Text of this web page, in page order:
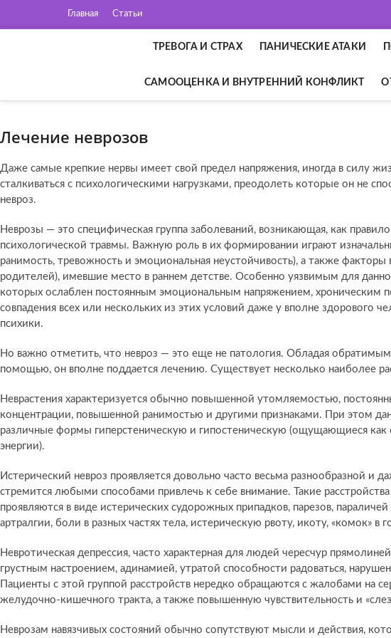
и
с
д
е
р
и
м
о
м
у
Главная Статьи
ТРЕВОГА И СТРАХ ПАНИЧЕСКИЕ АТАКИ
САМООЦЕНКА И ВНУТРЕННИЙ КОНФЛИКТ
Лечение неврозов
Даже самые крепкие нервы имеет свой предел напряжения, иногда в силу
сталкиваться с психологическими нагрузками, преодолеть которые он не
невроз.
Неврозы — это специфическая группа заболеваний, возникающая, как
психологической травмы. Важную роль в их формировании играют
ранимость, тревожность и эмоциональная неустойчивость), а также факторы
родителей), имевшие место в раннем детстве. Особенно уязвимым для
которых ослаблен постоянным эмоциональным напряжением, хроническим
совпадения всех или нескольких из этих условий даже у вполне здорового
психики.
Но важно отметить, что невроз — это еще не патология. Обладая
помощью, он вполне поддается лечению. Существует несколько наиболее
Неврастения характеризуется обычно повышенной утомляемостью,
концентрации, повышенной ранимостью и другими признаками. При этом
различные формы гиперстеническую и гипостеническую (ощущающиеся
энергии).
Истерический невроз проявляется довольно часто весьма разнообразной и
стремится любыми способами привлечь к себе внимание. Такие
проявляются в виде истерических судорожных припадков, парезов,
артралгии, боли в разных частях тела, истерическую рвоту, икоту, «комок»
Невротическая депрессия, часто характерная для людей чересчур
грустным настроением, адинамией, утратой способности радоваться,
Пациенты с этой группой расстройств нередко обращаются с жалобами на
желудочно-кишечного тракта, а также повышенную чувствительность и
Неврозам навязчивых состояний обычно сопутствуют мысли и действия,